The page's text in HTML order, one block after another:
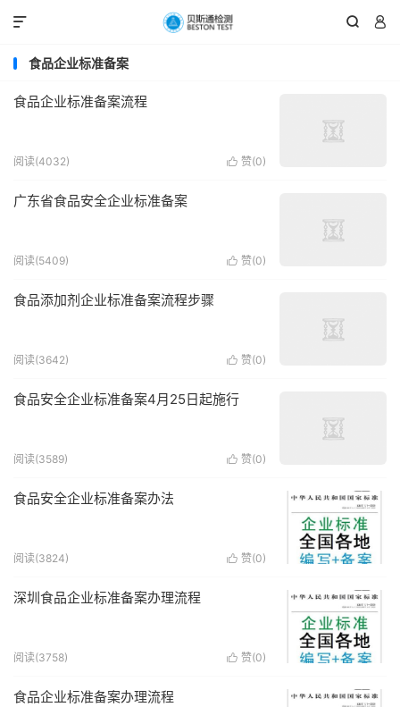
 

食品企业标准备案
食品企业标准备案流程
 赞(0)
阅读(4032)
广东省食品安全企业标准备案
 赞(0)
阅读(5409)
食品添加剂企业标准备案流程步骤
 赞(0)
阅读(3642)
食品安全企业标准备案4月25日起施行
 赞(0)
阅读(3589)
食品安全企业标准备案办法
 赞(0)
阅读(3824)
深圳食品企业标准备案办理流程
 赞(0)
阅读(3758)
食品企业标准备案办理流程